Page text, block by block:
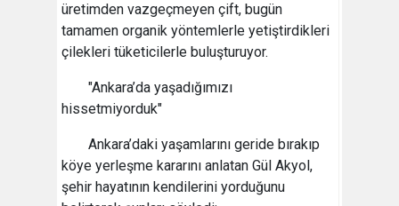
üretimden vazgeçmeyen çift, bugün
tamamen organik yöntemlerle yetiştirdikleri
çilekleri tüketicilerle buluşturuyor.
"Ankara’da yaşadığımızı
hissetmiyorduk"
Ankara’daki yaşamlarını geride bırakıp
köye yerleşme kararını anlatan Gül Akyol,
şehir hayatının kendilerini yorduğunu